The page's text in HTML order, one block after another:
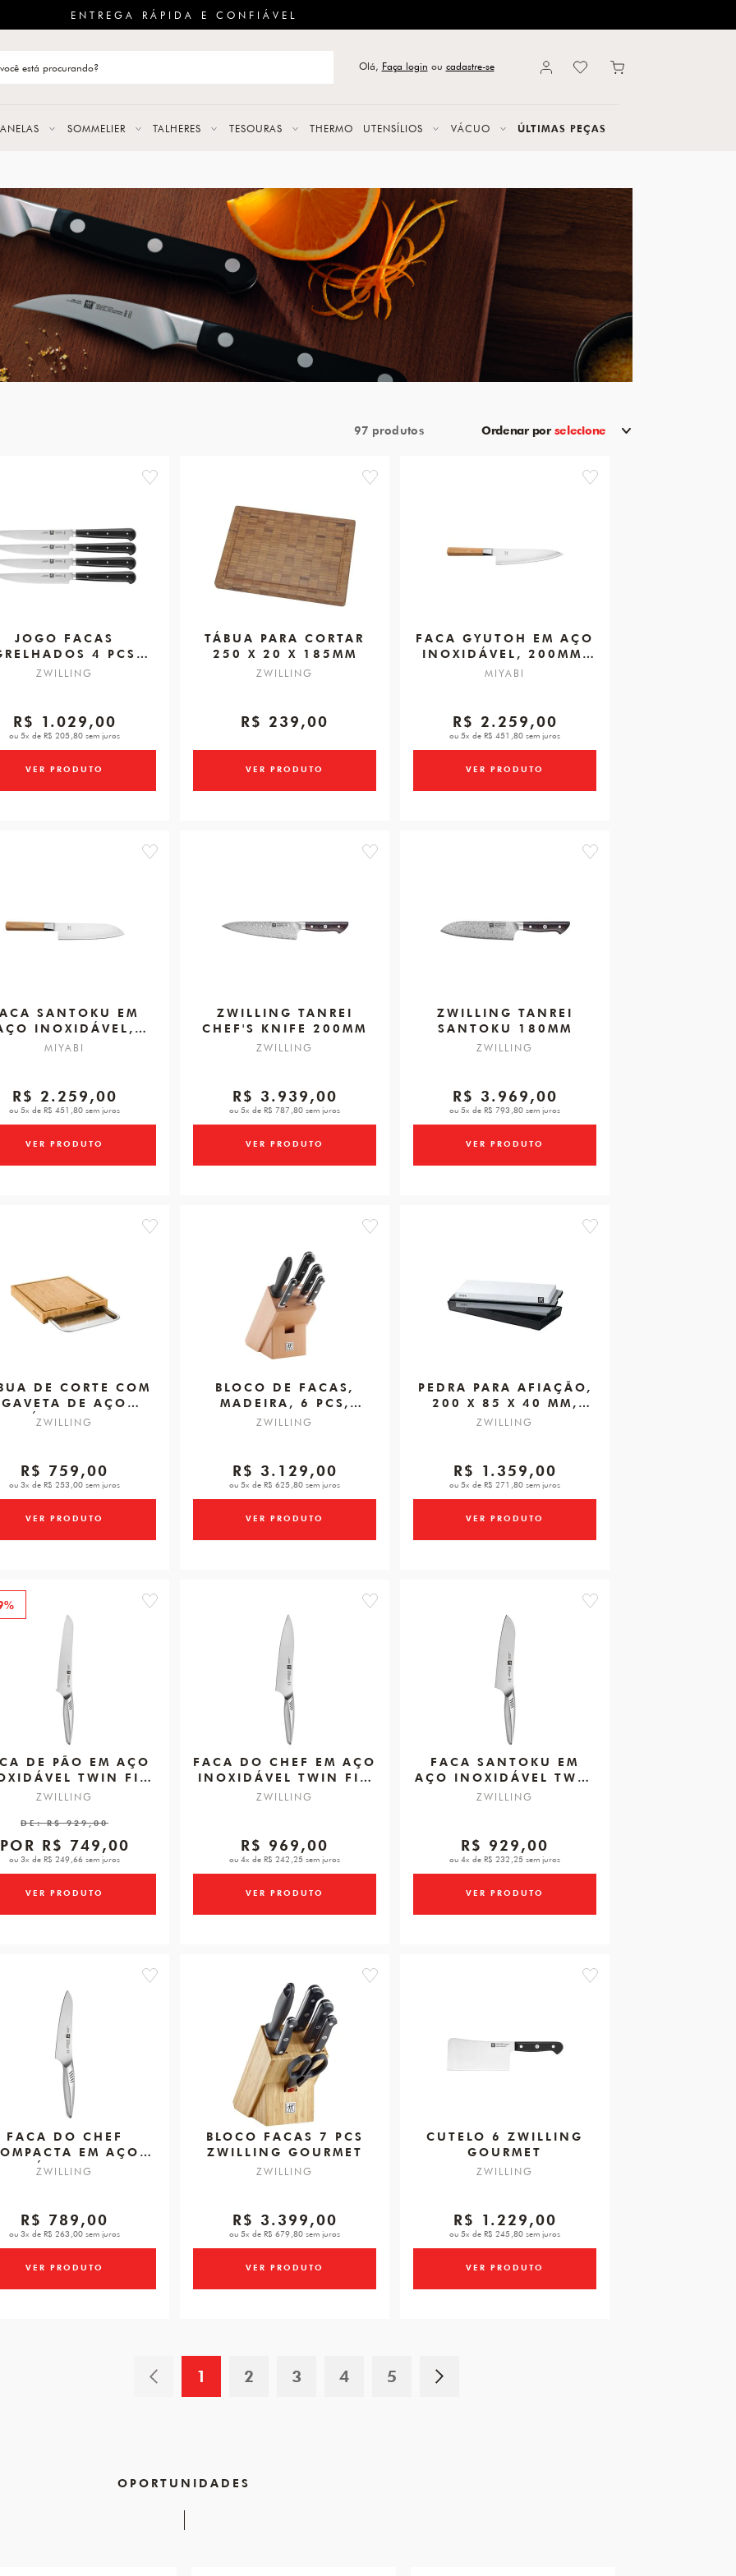
ENTREGA RÁPIDA E CONFIÁVEL
Olá, Faça login ou cadastre-se
SOMMELIER TALHERES TESOURAS THERMO UTENSÍLIOS VÁCUO ÚLTIMAS PEÇAS
Ordenar por selecione
97
favorite
JOGO FACAS
4 PCS
ZWILLING
ZWILLING
R$ 1.029,00
ou 5x de R$ 205,80 sem juros
VER PRODUTO
favorite
TÁBUA PARA CORTAR
250 X 20 X 185MM
ZWILLING
R$ 239,00
VER PRODUTO
favorite
FACA GYUTOH EM AÇO
INOXIDÁVEL, 200MM,
MIYABI 4000FC V2
MIYABI
R$ 2.259,00
ou 5x de R$ 451,80 sem juros
VER PRODUTO
favorite
SANTOKU EM
INOXIDÁVEL,
MIYABI 4000FC
MIYABI
R$ 2.259,00
ou 5x de R$ 451,80 sem juros
VER PRODUTO
favorite
ZWILLING TANREI
CHEF'S KNIFE 200MM
ZWILLING
R$ 3.939,00
ou 5x de R$ 787,80 sem juros
VER PRODUTO
favorite
ZWILLING TANREI
SANTOKU 180MM
ZWILLING
R$ 3.969,00
ou 5x de R$ 793,80 sem juros
VER PRODUTO
favorite
DE CORTE COM
GAVETA DE AÇO
39CM X 30
ZWILLING
R$ 759,00
ou 3x de R$ 253,00 sem juros
VER PRODUTO
favorite
BLOCO DE FACAS,
MADEIRA, 6 PCS,
ZWILLING
ZWILLING
R$ 3.129,00
ou 5x de R$ 625,80 sem juros
VER PRODUTO
favorite
PEDRA PARA AFIAÇÃO,
200 X 85 X 40 MM,
TWIN FINISHING
ZWILLING
R$ 1.359,00
ou 5x de R$ 271,80 sem juros
VER PRODUTO
favorite
DE PÃO EM AÇO
TWIN FIN
2, 200MM
ZWILLING
DE:R$ 929,00
POR R$ 749,00
ou 3x de R$ 249,66 sem juros
VER PRODUTO
favorite
FACA DO CHEF EM AÇO
INOXIDÁVEL TWIN FIN
2, 200MM
ZWILLING
R$ 969,00
ou 4x de R$ 242,25 sem juros
VER PRODUTO
favorite
FACA SANTOKU EM
AÇO INOXIDÁVEL TWIN
FIN 2, 180MM
ZWILLING
R$ 929,00
ou 4x de R$ 232,25 sem juros
VER PRODUTO
favorite
FACA DO CHEF
EM AÇO
TWIN FIN
ZWILLING
R$ 789,00
ou 3x de R$ 263,00 sem juros
VER PRODUTO
favorite
BLOCO FACAS 7 PCS
ZWILLING GOURMET
ZWILLING
R$ 3.399,00
ou 5x de R$ 679,80 sem juros
VER PRODUTO
favorite
CUTELO 6 ZWILLING
GOURMET
ZWILLING
R$ 1.229,00
ou 5x de R$ 245,80 sem juros
VER PRODUTO
1 2 3 4 5
OPORTUNIDADES